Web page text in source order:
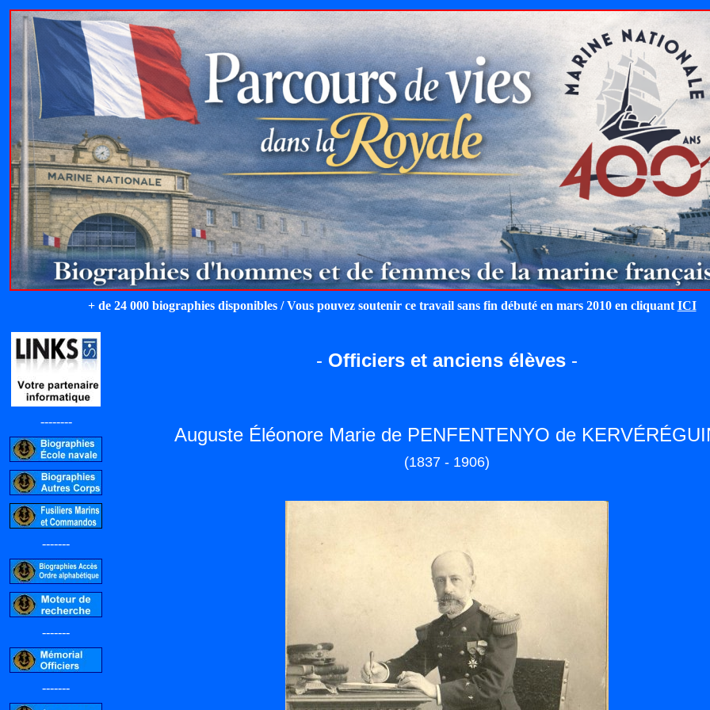
+ de 24 000 biographies disponibles / Vous pouvez soutenir ce travail sans fin débuté en mars 2010 en cliquant ICI
--------
-------
-------
-------
- Officiers et anciens élèves -
Auguste Éléonore Marie de PENFENTENYO de
(1837 - 1906)